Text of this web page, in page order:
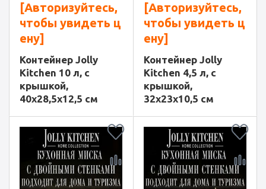
[Авторизуйтесь,
чтобы увидеть ц
ену]
Контейнер Jolly
Kitchen 10 л, с
крышкой,
40x28,5x12,5 см
[Авторизуйтесь,
чтобы увидеть ц
ену]
Контейнер Jolly
Kitchen 4,5 л, с
крышкой,
32x23x10,5 см